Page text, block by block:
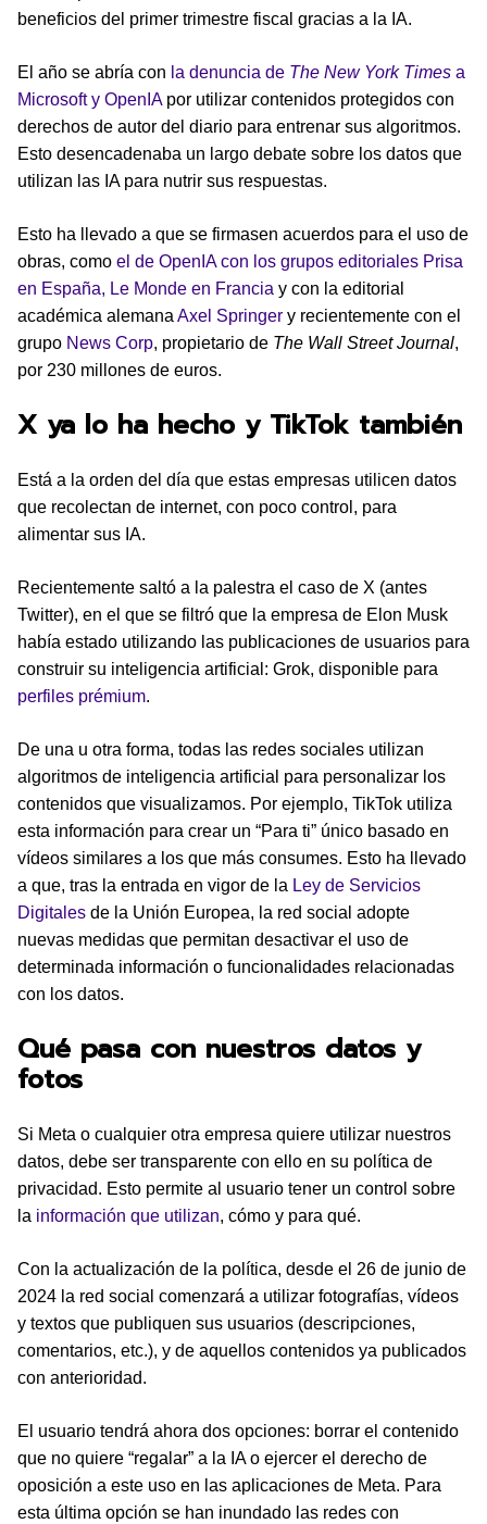
beneficios del primer trimestre fiscal gracias a la IA.
El año se abría con la denuncia de The New York Times a
Microsoft y OpenIApor utilizar contenidos protegidos con
derechos de autor del diario para entrenar sus algoritmos.
Esto desencadenaba un largo debate sobre los datos que
utilizan las IA para nutrir sus respuestas.
Esto ha llevado a que se firmasen acuerdos para el uso de
obras, como el de OpenIA con los grupos editoriales Prisa
en España, Le Monde en Francia y con la editorial
académica alemana Axel Springer y recientemente con el
grupo News Corp, propietario de The Wall Street Journal,
por 230 millones de euros.
X ya lo ha hecho y TikTok también
Está a la orden del día que estas empresas utilicen datos
que recolectan de internet, con poco control, para
alimentar sus IA.
Recientemente saltó a la palestra el caso de X (antes
Twitter), en el que se filtró que la empresa de Elon Musk
había estado utilizando las publicaciones de usuarios para
construir su inteligencia artificial: Grok, disponible para
perfiles prémium.
De una u otra forma, todas las redes sociales utilizan
algoritmos de inteligencia artificial para personalizar los
contenidos que visualizamos. Por ejemplo, TikTok utiliza
esta información para crear un “Para ti” único basado en
vídeos similares a los que más consumes. Esto ha llevado
a que, tras la entrada en vigor de la Ley de Servicios
Digitales de la Unión Europea, la red social adopte
nuevas medidas que permitan desactivar el uso de
determinada información o funcionalidades relacionadas
con los datos.
Qué pasa con nuestros datos y
fotos
Si Meta o cualquier otra empresa quiere utilizar nuestros
datos, debe ser transparente con ello en su política de
privacidad. Esto permite al usuario tener un control sobre
la información que utilizan, cómo y para qué.
Con la actualización de la política, desde el 26 de junio de
2024 la red social comenzará a utilizar fotografías, vídeos
y textos que publiquen sus usuarios (descripciones,
comentarios, etc.), y de aquellos contenidos ya publicados
con anterioridad.
El usuario tendrá ahora dos opciones: borrar el contenido
que no quiere “regalar” a la IA o ejercer el derecho de
oposición a este uso en las aplicaciones de Meta. Para
esta última opción se han inundado las redes con